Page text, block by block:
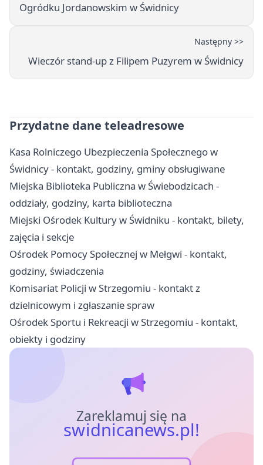
Ogródku Jordanowskim w Świdnicy
Następny >>
Wieczór stand-up z Filipem Puzyrem w Świdnicy
Przydatne dane teleadresowe
Kasa Rolniczego Ubezpieczenia Społecznego w
Świdnicy - kontakt, godziny, gminy obsługiwane
Miejska Biblioteka Publiczna w Świebodzicach -
oddziały, godziny, karta biblioteczna
Miejski Ośrodek Kultury w Świdniku - kontakt, bilety,
zajęcia i sekcje
Ośrodek Pomocy Społecznej w Mełgwi - kontakt,
godziny, świadczenia
Komisariat Policji w Strzegomiu - kontakt z
dzielnicowym i zgłaszanie spraw
Ośrodek Sportu i Rekreacji w Strzegomiu - kontakt,
obiekty i godziny
Zareklamuj się na
swidnicanews.pl!